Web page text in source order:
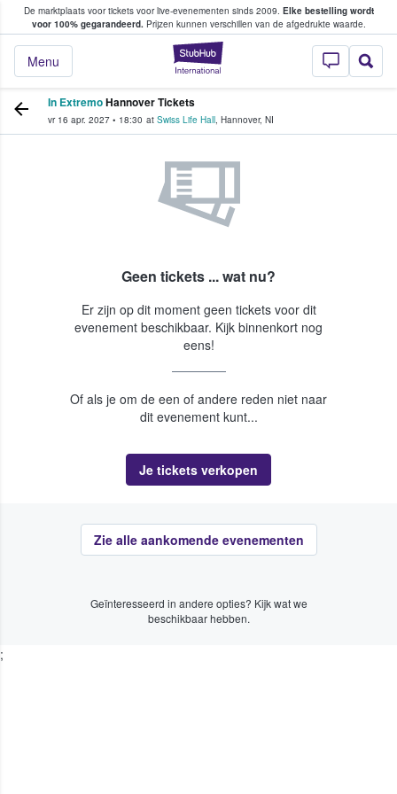
De marktplaats voor tickets voor live-evenementen sinds 2009. Elke bestelling wordt
voor 100% gegarandeerd.Prijzen kunnen verschillen van de afgedrukte waarde.
StubHub: waar
Menu
tickets kopen en verkopen
In ExtremoHannover Tickets
vr 16 apr. 2027 • 18:30 at Swiss Life Hall, Hannover, NI
Geen tickets ... wat nu?
Er zijn op dit moment geen tickets voor dit
evenement beschikbaar. Kijk binnenkort nog
eens!
Of als je om de een of andere reden niet naar
dit evenement kunt...
Je tickets verkopen
Zie alle aankomende evenementen
Geïnteresseerd in andere opties? Kijk wat we
beschikbaar hebben.
;